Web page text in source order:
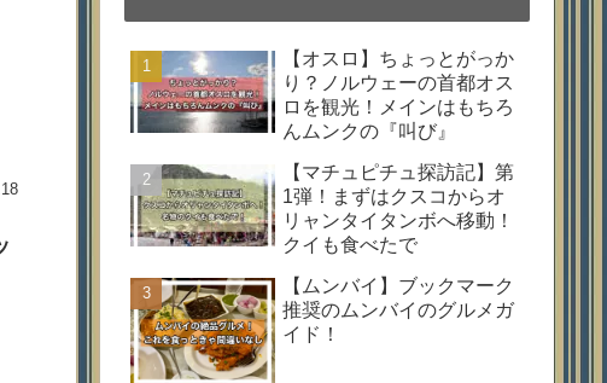
【オスロ】ちょっとがっか
り？ノルウェーの首都オス
ロを観光！メインはもちろ
んムンクの『叫び』
【マチュピチュ探訪記】第
1弾！まずはクスコからオ
リャンタイタンボへ移動！
クイも食べたで
【ムンバイ】ブックマーク
推奨のムンバイのグルメガ
イド！